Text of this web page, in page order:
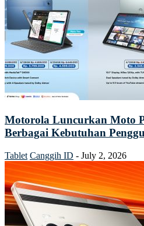
Motorola Luncurkan Moto
Berbagai Kebutuhan
Tablet Canggih ID - July 2, 2026